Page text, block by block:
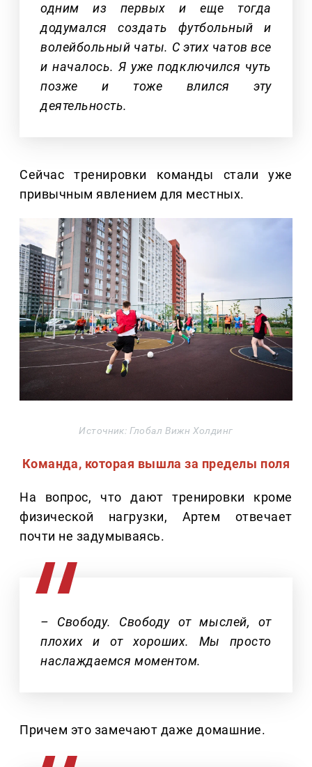
одним из первых и еще тогда
додумался создать футбольный и
волейбольный чаты. С этих чатов все
и началось. Я уже подключился чуть
позже и тоже влился эту
деятельность.
Сейчас тренировки команды стали уже
привычным явлением для местных.
Источник: Глобал Вижн Холдинг
Команда, которая вышла за пределы поля
На вопрос, что дают тренировки кроме
физической нагрузки, Артем отвечает
почти не задумываясь.
– Свободу. Свободу от мыслей, от
плохих и от хороших. Мы просто
наслаждаемся моментом.
Причем это замечают даже домашние.